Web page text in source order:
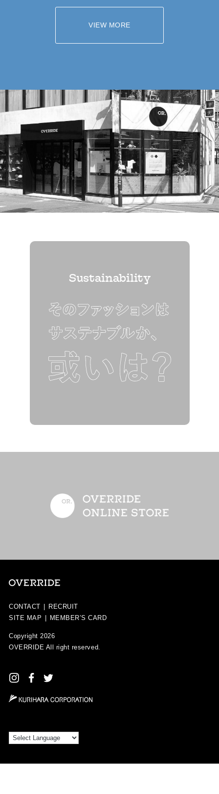
VIEW MORE
Sustainability
CONTACT
RECRUIT
SITE MAP
MEMBER’S CARD
Copyright 2026
OVERRIDE All right reserved.